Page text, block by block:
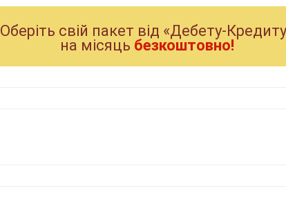
Оберiть свiй пакет вiд «Дебету-
на мiсяць безкоштовно!